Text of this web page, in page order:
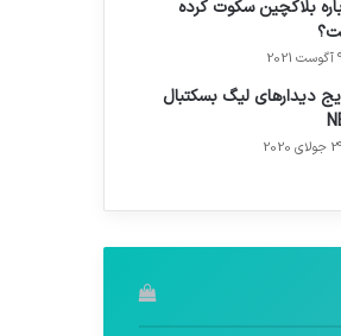
بلاکچین سکوت کرده
2021
دیدار‌های لیگ بسکتبال
2020